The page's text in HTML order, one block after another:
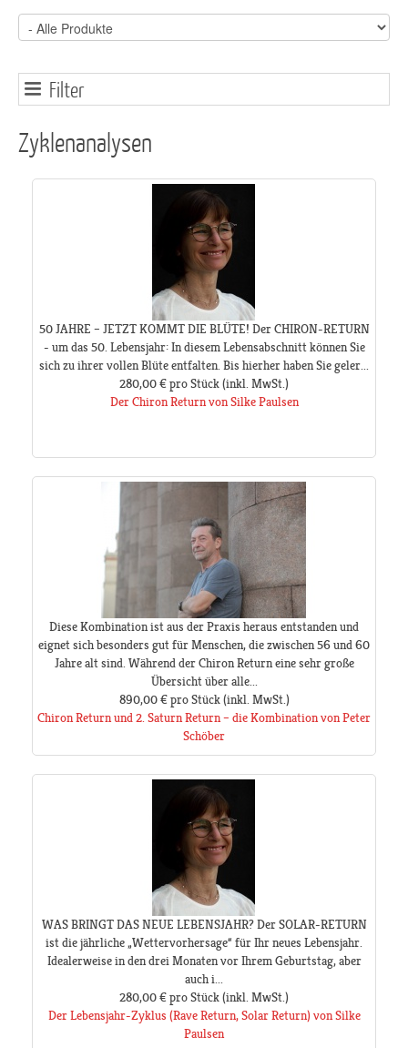
Filter
Zyklenanalysen
50 JAHRE – JETZT KOMMT DIE BLÜTE! Der CHIRON-RETURN
- um das 50. Lebensjahr: In diesem Lebensabschnitt können Sie
sich zu ihrer vollen Blüte entfalten. Bis hierher haben Sie geler...
280,00 €pro Stück(inkl. MwSt.)
Der Chiron Return von Silke Paulsen
Diese Kombination ist aus der Praxis heraus entstanden und
eignet sich besonders gut für Menschen, die zwischen 56 und 60
Jahre alt sind. Während der Chiron Return eine sehr große
Übersicht über alle...
890,00 € pro Stück(inkl. MwSt.)
Chiron Return und 2. Saturn Return – die Kombination von Peter
Schöber
WAS BRINGT DAS NEUE LEBENSJAHR? Der SOLAR-RETURN
ist die jährliche „Wettervorhersage“ für Ihr neues Lebensjahr.
Idealerweise in den drei Monaten vor Ihrem Geburtstag, aber
auch i...
280,00 €pro Stück(inkl. MwSt.)
Der Lebensjahr-Zyklus (Rave Return, Solar Return) von Silke
Paulsen